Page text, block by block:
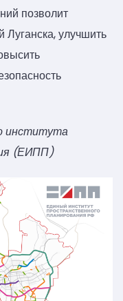
позволит
Луганска, улучшить
института
(ЕИПП)